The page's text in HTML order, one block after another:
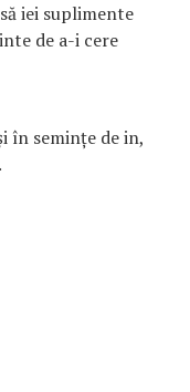
iei suplimente
de a-i cere
în semințe de in,